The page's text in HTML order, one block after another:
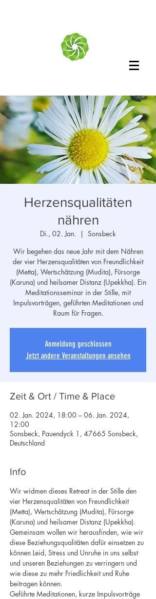
Herzensqualitäten
nähren
Di., 02. Jan.
  |
Sonsbeck
Wir begehen das neue Jahr mit dem Nähren
der vier Herzensqualitäten von Freundlichkeit
(Metta), Wertschätzung (Mudita), Fürsorge
(Karuna) und heilsamer Distanz (Upekkha). Ein
Meditationsseminar in der Stille, mit
Impulsvorträgen, geführten Meditationen und
Raum für Fragen.
Anmeldung geschlossen
Jetzt andere Veranstaltungen ansehen
Zeit & Ort / Time & Place
02. Jan. 2024, 18:00 – 06. Jan. 2024,
12:00
Sonsbeck, Pauendyck 1, 47665 Sonsbeck,
Deutschland
Info
Wir widmen dieses Retreat in der Stille den
vier Herzensqualitäten von Freundlichkeit
(Metta), Wertschätzung (Mudita), Fürsorge
(Karuna) und heilsamer Distanz (Upekkha).
Gemeinsam wollen wir herausfinden, wie wir
diese Beziehungsqualitäten dafür einsetzen zu
können Leid, Stress und Unruhe in uns selbst
und unseren Beziehungen zu verringern und
wie diese zu mehr Friedlichkeit und Ruhe
beitragen können.
Geführte Meditationen, kurze Impulsvorträge